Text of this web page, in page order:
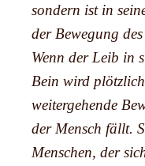
sondern ist in
der Bewegung
Wenn der Leib in
Bein wird
weitergehende
der Mensch fällt.
Menschen, der